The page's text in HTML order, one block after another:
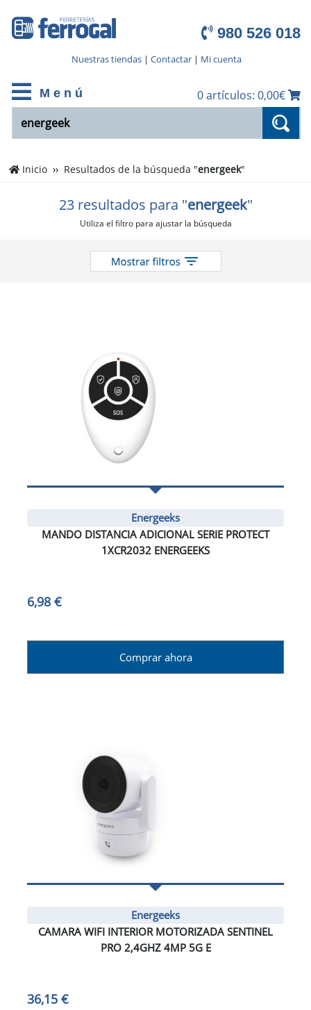
980 526 018
Nuestras tiendas| Contactar| Mi cuenta
M e n ú 0 artículos: 0,00€
Inicio Resultados de la búsqueda "energeek"
23 resultados para "energeek"
Utiliza el filtro para ajustar la búsqueda
Energeeks
MANDO DISTANCIA ADICIONAL SERIE PROTECT
1XCR2032 ENERGEEKS
6,98 €
Comprar ahora
Energeeks
CAMARA WIFI INTERIOR MOTORIZADA SENTINEL
PRO 2,4GHZ 4MP 5G E
36,15 €